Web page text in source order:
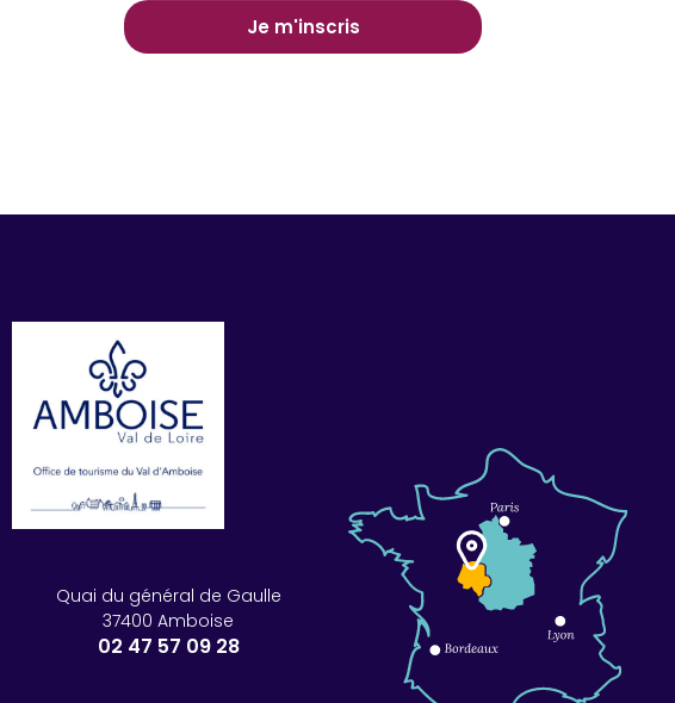
Quai du général de Gaulle
37400 Amboise
02 47 57 09 28